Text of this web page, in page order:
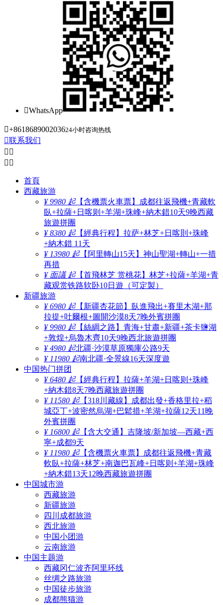
WhatsApp
+861868900203624小时咨询热线
联系我们
 
 
首頁
西藏旅游
¥ 9980 起【含機票火車票】成都往返飛機+青藏軟
臥+拉薩+日喀则+羊湖+珠峰+納木錯10天9晚西藏
旅遊拼團
¥ 8380 起【經典行程】拉萨+林芝+日喀則+珠峰
+納木錯 11天
¥ 13980 起【阿里轉山15天】神山聖湖+轉山+一措
再措
¥ 面議 起【首飛林芝 赏桃花】林芝+拉薩+羊湖+青
藏观赏铁路软卧10日遊（可定製）
新疆旅游
¥ 6980 起【新疆杏花節】臥進飛出+賽里木湖+那
拉提+吐爾根+圖開沙漠8天7晚外賓拼團
¥ 9980 起【絲綢之路】青海+甘肅+新疆+茶卡鹽湖
+敦煌+烏魯木齊10天9晚西北旅遊拼團
¥ 4980 起北疆·沙漠草原獨庫公路9天
¥ 11980 起南北疆·全景線16天深度遊
中国热门拼团
¥ 6480 起【經典行程】拉薩+羊湖+日喀则+珠峰
+納木錯8天7晚西藏旅遊拼團
¥ 11580 起【318川藏線】成都出發+香格里拉+稻
城亞丁+波密然烏湖+巴鬆措+羊湖+拉薩12天11晚
外賓拼團
¥ 16800 起【含大交通】吉隆坡/新加坡—西藏+西
寧+成都9天
¥ 11980 起【含機票火車票】成都往返飛機+青藏
軟臥+拉薩+林芝+南迦巴瓦峰+日喀则+羊湖+珠峰
+納木錯13天12晚西藏旅遊拼團
中国城市游
西藏旅游
新疆旅游
四川成都旅游
西北旅游
中国小团游
云南旅游
中国主题游
西藏冈仁波齐阿里环线
丝绸之路旅游
中国徒步旅游
成都熊猫游